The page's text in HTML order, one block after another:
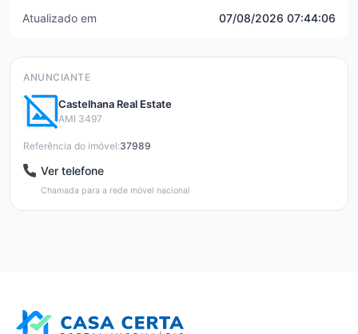
Atualizado em 07/08/2026 07:44:06
ANUNCIANTE
Castelhana Real Estate
AMI 3497
Referência do imóvel:37989
Ver telefone
Chamada para a rede móvel nacional